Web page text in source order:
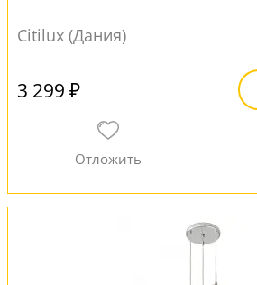
Citilux (Дания)
3 299 ₽